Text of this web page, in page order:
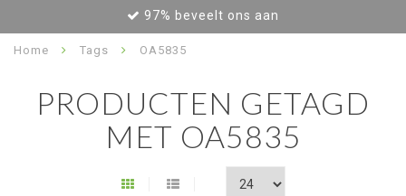
97% beveelt ons aan
Home Tags OA5835
PRODUCTEN GETAGD
MET OA5835